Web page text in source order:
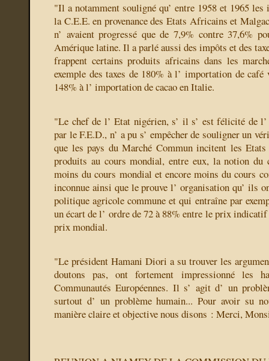
"Il a notamment souligné qu’ entre 1958 et 1965 les
la C.E.E. en provenance des Etats Africains et
n’ avaient progressé que de 7,9% contre 37,6%
Amérique latine. Il a parlé aussi des impôts et des
frappent certains produits africains dans les
exemple des taxes de 180% à l’ importation de
148% à l’ importation de cacao en Italie.
"Le chef de l’ Etat nigérien, s’ il s’ est félicité de l’
par le F.E.D., n’ a pu s’ empêcher de souligner un
que les pays du Marché Commun incitent les
produits au cours mondial, entre eux, la notion du
moins du cours mondial et encore moins du cours
inconnue ainsi que le prouve l’ organisation qu’ ils
politique agricole commune et qui entraîne par
un écart de l’ ordre de 72 à 88% entre le prix
prix mondial.
"Le président Hamani Diori a su trouver les
doutons pas, ont fortement impressionné les
Communautés Européennes. Il s’ agit d’ un
surtout d’ un problème humain... Pour avoir su
manière claire et objective nous disons : Merci,